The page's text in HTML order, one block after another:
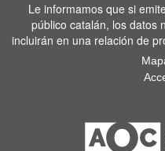
Le informamos que si
público catalán, los datos
incluirán en una relación de